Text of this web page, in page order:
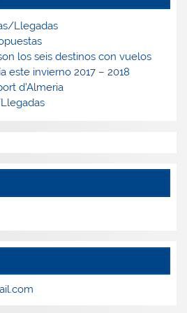
Llegadas
los seis destinos con vuelos
este invierno 2017 – 2018
d’Almeria